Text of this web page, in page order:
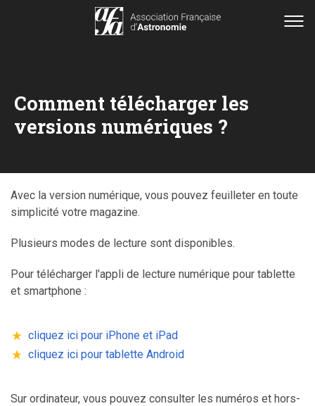
Comment télécharger les
versions numériques ?
Avec la version numérique, vous pouvez feuilleter en toute
simplicité votre magazine.
Plusieurs modes de lecture sont disponibles.
Pour télécharger l'appli de lecture numérique pour tablette
et smartphone :
cliquez ici pour iPhone et iPad
cliquez ici pour tablette Android
Sur ordinateur, vous pouvez consulter les numéros et hors-